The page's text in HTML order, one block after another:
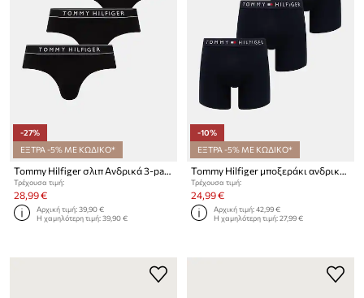
-27%
ΕΞΤΡΑ -5% ΜΕ ΚΩΔΙΚΟ*
Tommy Hilfiger σλιπ Ανδρικά 3-pack
Τρέχουσα τιμή:
28,99 €
Αρχική τιμή:39,90 €
Η χαμηλότερη τιμή:39,90 €
-10%
ΕΞΤΡΑ -5% ΜΕ ΚΩΔΙΚΟ*
Tommy Hilfiger μποξεράκι ανδρικό βαμβάκι με ελαστάν 3-pack
Τρέχουσα τιμή:
24,99 €
Αρχική τιμή:42,99 €
Η χαμηλότερη τιμή:27,99 €